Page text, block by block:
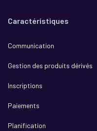
Caractéristiques
Communication
Gestion des produits dérivés
Inscriptions
Paiements
Planification